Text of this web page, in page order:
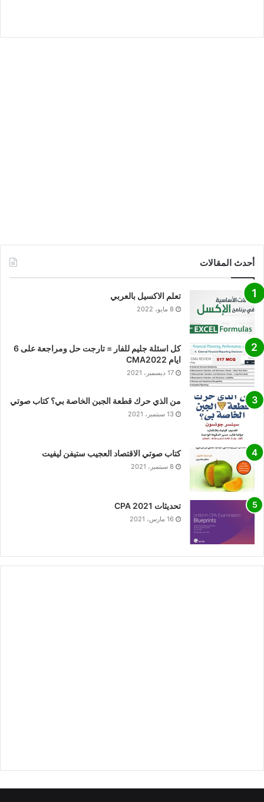
أحدث المقالات
تعلم الاكسيل بالعربي
8 مايو، 2022
كل اسئلة جليم للفار = تارجت حل ومراجعة على 6
ايام CMA2022
17 ديسمبر، 2021
من الذي حرك قطعة الجبن الخاصة بي؟ كتاب صوتي
13 سبتمبر، 2021
كتاب صوتي الاقتصاد العجيب ستيفن ليفيت
8 سبتمبر، 2021
تحديثات CPA 2021
16 مارس، 2021